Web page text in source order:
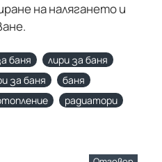
на налягането и
баня
лири за баня
за баня
баня
радиатори